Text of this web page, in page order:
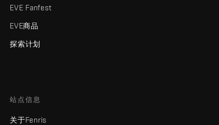
EVE Fanfest
EVE商品
探索计划
站点信息
关于Fenris